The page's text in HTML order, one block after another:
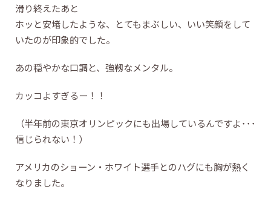
滑り終えたあと
ホッと安堵したような、とてもまぶしい、いい笑顔をして
いたのが印象的でした。
あの穏やかな口調と、強靱なメンタル。
カッコよすぎるー！！
（半年前の東京オリンピックにも出場しているんですよ･･･
信じられない！）
アメリカのショーン・ホワイト選手とのハグにも胸が熱く
なりました。